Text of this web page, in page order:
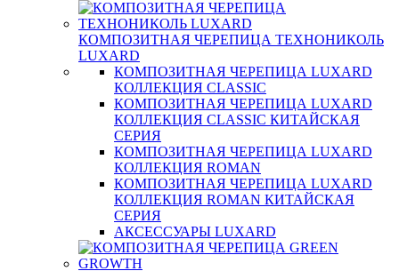
КОМПОЗИТНАЯ ЧЕРЕПИЦА ТЕХНОНИКОЛЬ
LUXARD
КОМПОЗИТНАЯ ЧЕРЕПИЦА LUXARD
КОЛЛЕКЦИЯ CLASSIC
КОМПОЗИТНАЯ ЧЕРЕПИЦА LUXARD
КОЛЛЕКЦИЯ CLASSIC КИТАЙСКАЯ
СЕРИЯ
КОМПОЗИТНАЯ ЧЕРЕПИЦА LUXARD
КОЛЛЕКЦИЯ ROMAN
КОМПОЗИТНАЯ ЧЕРЕПИЦА LUXARD
КОЛЛЕКЦИЯ ROMAN КИТАЙСКАЯ
СЕРИЯ
АКСЕССУАРЫ LUXARD